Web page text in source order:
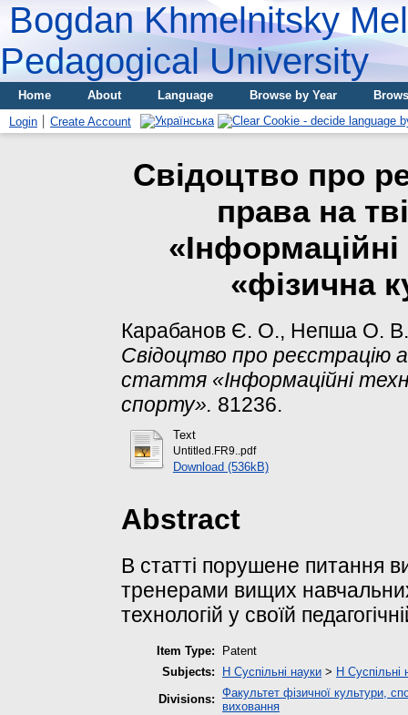
Bogdan Khmelnitsky
Pedagogical University
Home About Language Browse by Year
Login
Create Account
Свідоцтво про
права на
«Інформаційні
«фізична
Карабанов Є. О., Непша О.
Свідоцтво про реєстрацію
стаття «Інформаційні
спорту». 81236.
Text
Untitled.FR9..pdf
Download (536kB)
Abstract
В статті порушене питання
тренерами вищих
технологій у своїй
Item Type:
Patent
Subjects:
H Суспільні науки > H Суспільні
Divisions: Факультет фізичної культури,
виховання